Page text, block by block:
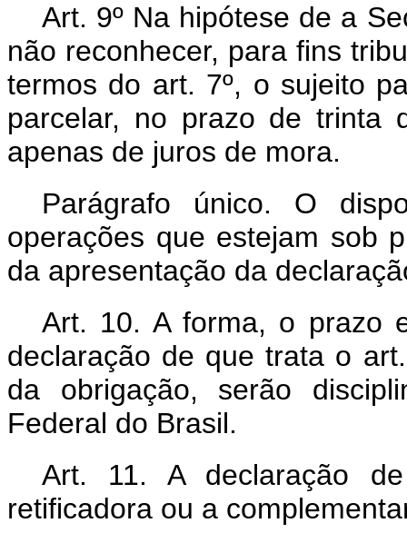
Art. 9º Na hipótese de a
não reconhecer, para fins
termos do art. 7º, o sujeito
parcelar, no prazo de trinta
apenas de juros de mora.
Parágrafo único. O
operações que estejam sob
da apresentação da
Art. 10. A forma, o prazo
declaração de que trata o
da obrigação, serão
Federal do Brasil.
Art. 11. A declaração
retificadora ou a